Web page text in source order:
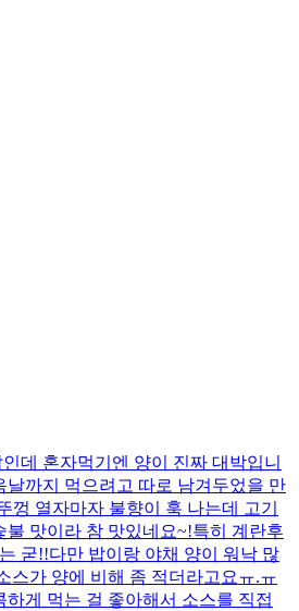
데 혼자먹기엔 양이 진짜 대박입니
날까지 먹으려고 따로 남겨두었을 만
껑 열자마자 불향이 훅 나는데 고기
불 맛이라 참 맛있네요~!특히 계란후
굳!! ​다만 밥이랑 야채 양이 워낙 많
스가 양에 비해 좀 적더라고요ㅠ.ㅠ
게 먹는 걸 좋아해서 소스를 직접